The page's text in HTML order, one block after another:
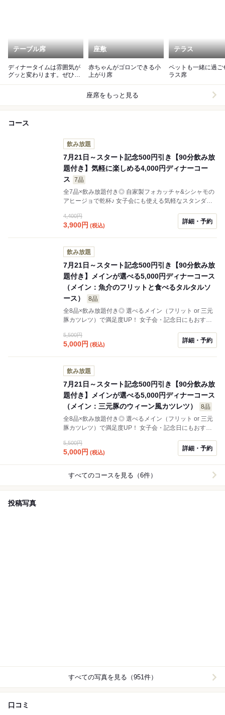
テーブル席
ディナータイムは雰囲気が
グッと変わります。ぜひご
座敷
赤ちゃんがゴロンできる小
上がり席
テラス
ペットも一緒に過ご
ラス席
座席をもっと見る
コース
飲み放題
7月21日～スタート記念500円引き【90分飲み放
題付き】気軽に楽しめる4,000円ディナーコー
ス
7品
全7品×飲み放題付き◎ 自家製フォカッチャ&シシャモの
アヒージョで乾杯♪ 女子会にも使える気軽なスタンダー
4,400円
3,900円 (税込)
詳細・予約
飲み放題
7月21日～スタート記念500円引き【90分飲み放
題付き】メインが選べる5,000円ディナーコース
（メイン：魚介のフリットと食べるタルタルソ
ース）
8品
全8品×飲み放題付き◎ 選べるメイン（フリット or 三元
豚カツレツ）で満足度UP！ 女子会・記念日にもおすす
5,500円
5,000円 (税込)
詳細・予約
飲み放題
7月21日～スタート記念500円引き【90分飲み放
題付き】メインが選べる5,000円ディナーコース
（メイン：三元豚のウィーン風カツレツ）
8品
全8品×飲み放題付き◎ 選べるメイン（フリット or 三元
豚カツレツ）で満足度UP！ 女子会・記念日にもおすす
5,500円
5,000円 (税込)
詳細・予約
すべてのコースを見る（6件）
投稿写真
すべての写真を見る（951件）
口コミ